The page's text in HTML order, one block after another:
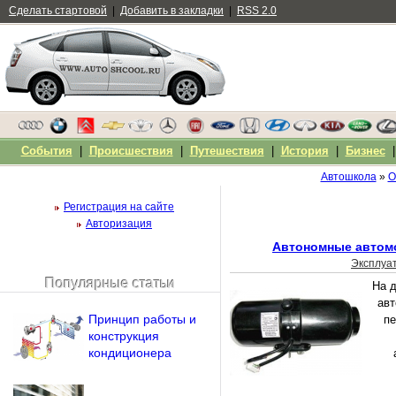
Автошкола»
Автономные
На
Регистрация на сайте
Авторизация
Напомнить пароль?
Популярные статьи
Принцип работы и
конструкция
кондиционера
Сделать стартовой Добавить в закладки RSS 2.0
События Происшествия Путешествия История Бизнес